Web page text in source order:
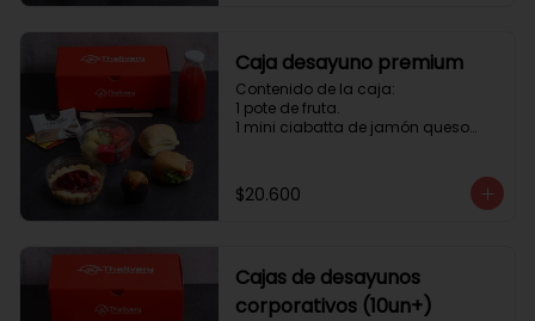
Caja desayuno premium
Contenido de la caja:
1 pote de fruta.
1 mini ciabatta de jamón queso
1 mini muffin
1 cheesecake
$20.600
Cajas de desayunos
corporativos (10un+)